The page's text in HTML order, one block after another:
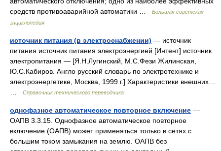
средств противоаварийной автоматики …
Большая советская
энциклопедия
источник питания (в электроснабжении) — источник
питания источник питания электроэнергией [Интент] источник
электропитания — [Я.Н.Лугинский, М.С.Фези Жилинская,
Ю.С.Кабиров. Англо русский словарь по электротехнике и
электроэнергетике, Москва, 1999 г.] Характеристики внешних…
Справочник технического переводчика
однофазное автоматическое повторное включение —
ОАПВ 3.3.15. Однофазное автоматическое повторное
включение (ОАПВ) может применяться только в сетях с
большим током замыкания на землю. ОАПВ без